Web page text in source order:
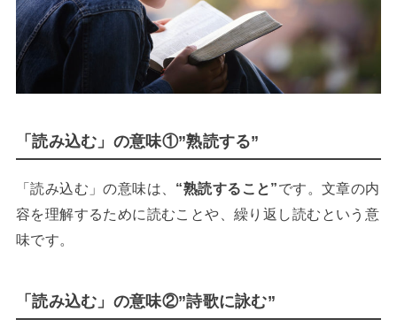
「読み込む」の意味①”熟読する”
「読み込む」の意味は、 “熟読すること”です。文章の内
容を理解するために読むことや、繰り返し読むという意
味です。
「読み込む」の意味②”詩歌に詠む”